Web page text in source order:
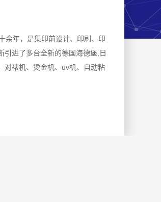
余年，是集印前设计、印刷、印
进了多台全新的德国海德堡,日
对裱机、烫金机、uv机、自动粘